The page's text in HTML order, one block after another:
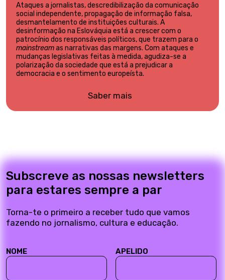
Ataques a jornalistas, descredibilização da comunicação
social independente, propagação de informação falsa,
desmantelamento de instituições culturais. A
desinformação na Eslováquia está a crescer com o
patrocínio dos responsáveis políticos, que trazem para o
mainstreamas narrativas das margens. Com ataques e
mudanças legislativas feitas à medida, agudiza-se a
polarização da sociedade que está a prejudicar a
democracia e o sentimento europeísta.
Saber mais
Subscreve as nossas newsletters
para estares sempre a par
Torna-te o primeiro a receber tudo que vamos
fazendo no jornalismo, cultura e educação.
NOME APELIDO